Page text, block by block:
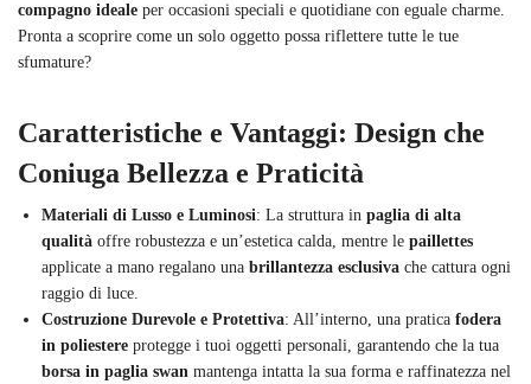
compagno ideale per occasioni speciali e quotidiane con eguale charme.
Pronta a scoprire come un solo oggetto possa riflettere tutte le tue
sfumature?
Caratteristiche e Vantaggi: Design che
Coniuga Bellezza e Praticità
Materiali di Lusso e Luminosi: La struttura in paglia di alta
qualità offre robustezza e un’estetica calda, mentre le paillettes
applicate a mano regalano una brillantezza esclusiva che cattura ogni
raggio di luce.
Costruzione Durevole e Protettiva: All’interno, una pratica fodera
in poliestere protegge i tuoi oggetti personali, garantendo che la tua
borsa in paglia swan mantenga intatta la sua forma e raffinatezza nel